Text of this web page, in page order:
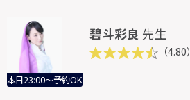
本日23:00～予約OK
碧斗彩良 先生
（4.80）